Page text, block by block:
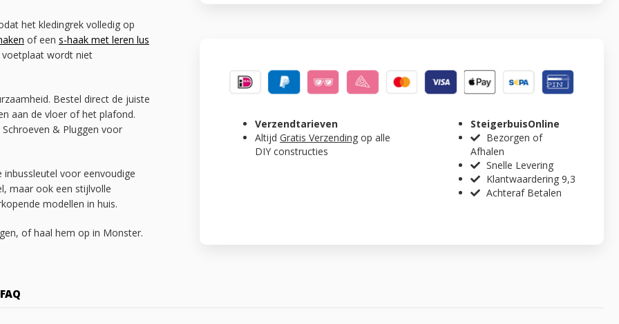
het kledingrek volledig op
of een s-haak met leren lus
wordt niet
Bestel direct de juiste
aan de vloer of het plafond.
& Pluggen voor
inbussleutel voor eenvoudige
maar ook een stijlvolle
modellen in huis.
of haal hem op in Monster.
Verzendtarieven
Altijd Gratis Verzending op alle
DIY constructies
SteigerbuisOnline
Bezorgen of
Afhalen
Snelle Levering
Klantwaardering 9,3
Achteraf Betalen
FAQ